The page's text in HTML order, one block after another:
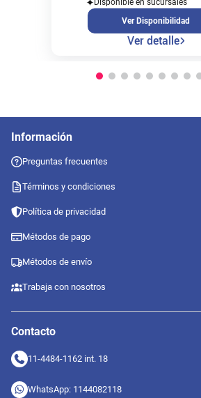
Ver Disponibilidad
Ver detalle
Información
Preguntas frecuentes
Términos y condiciones
Política de privacidad
Métodos de pago
Métodos de envío
Trabaja con nosotros
Contacto
11-4484-1162 int. 18
WhatsApp: 1144082118